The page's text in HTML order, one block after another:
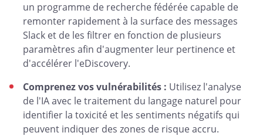
un programme de recherche fédérée capable de
remonter rapidement à la surface des messages
Slack et de les filtrer en fonction de plusieurs
paramètres afin d'augmenter leur pertinence et
d'accélérer l'eDiscovery.
Comprenez vos vulnérabilités : Utilisez l'analyse
de l'IA avec le traitement du langage naturel pour
identifier la toxicité et les sentiments négatifs qui
peuvent indiquer des zones de risque accru.